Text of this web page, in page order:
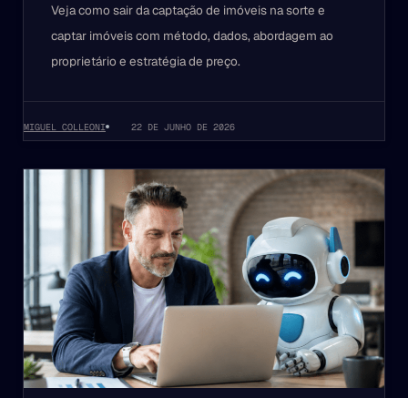
Veja como sair da captação de imóveis na sorte e
captar imóveis com método, dados, abordagem ao
proprietário e estratégia de preço.
MIGUEL COLLEONI 22 DE JUNHO DE 2026